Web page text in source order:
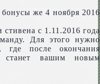
бонусы же 4 ноября 2016
с 1.11.2016 года
Для этого нужно
где после окончания
станет вашим новым